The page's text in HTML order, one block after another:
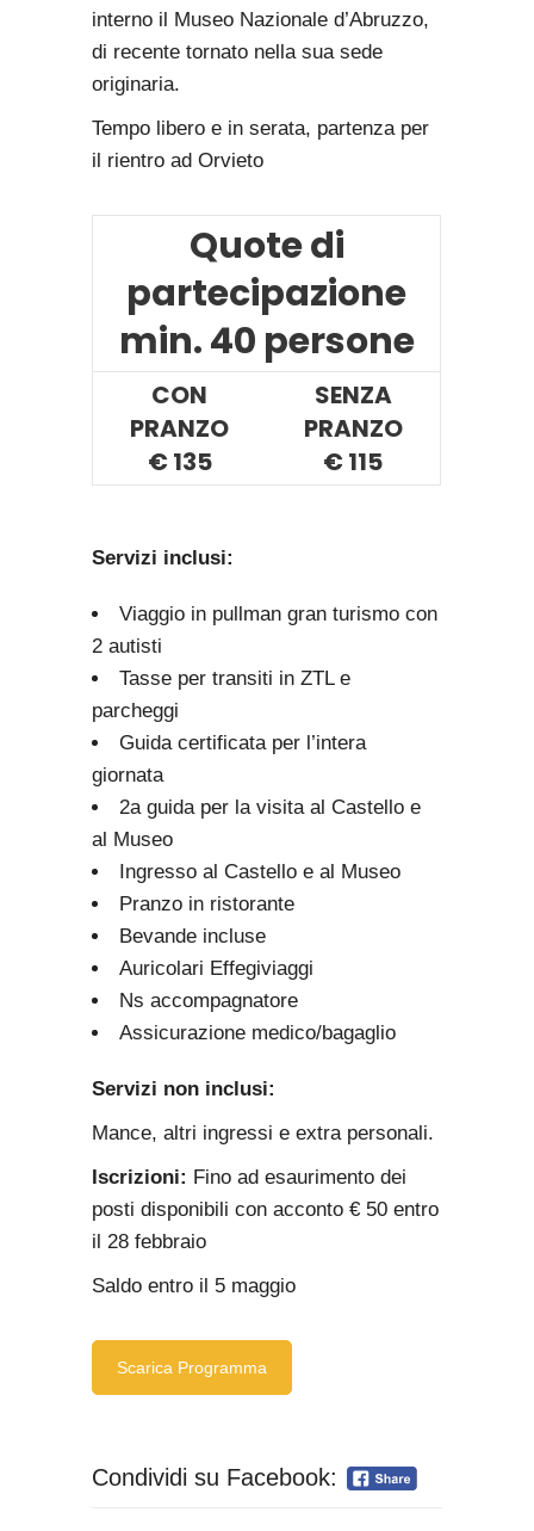
interno il Museo Nazionale d’Abruzzo,
di recente tornato nella sua sede
originaria.
Tempo libero e in serata, partenza per
il rientro ad Orvieto
Quote di
partecipazione
min. 40 persone
CON
PRANZO
€ 135
SENZA
PRANZO
€ 115
Servizi inclusi:
Viaggio in pullman gran turismo con
2 autisti
Tasse per transiti in ZTL e
parcheggi
Guida certificata per l’intera
giornata
2a guida per la visita al Castello e
al Museo
Ingresso al Castello e al Museo
Pranzo in ristorante
Bevande incluse
Auricolari Effegiviaggi
Ns accompagnatore
Assicurazione medico/bagaglio
Servizi non inclusi:
Mance, altri ingressi e extra personali.
Iscrizioni: Fino ad esaurimento dei
posti disponibili con acconto € 50 entro
il 28 febbraio
Saldo entro il 5 maggio
Scarica Programma
Condividi su Facebook: